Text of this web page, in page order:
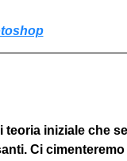
iniziale che
Ci